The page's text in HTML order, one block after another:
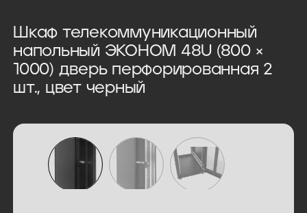
Шкаф телекоммуникационный
напольный ЭКОНОМ 48U (800 ×
1000) дверь перфорированная 2
шт., цвет черный